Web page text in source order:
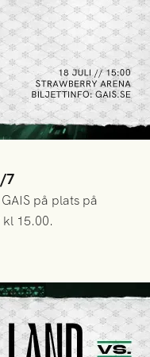
7
på plats på
15.00.